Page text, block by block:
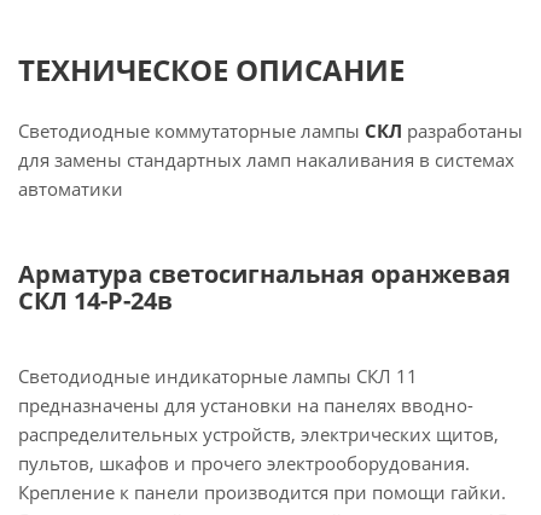
ТЕХНИЧЕСКОЕ ОПИСАНИЕ
Светодиодные коммутаторные лампы СКЛ разработаны
для замены стандартных ламп накаливания в системах
автоматики
Арматура светосигнальная оранжевая
СКЛ 14-Р-24в
Светодиодные индикаторные лампы СКЛ 11
предназначены для установки на панелях вводно-
распределительных устройств, электрических щитов,
пультов, шкафов и прочего электрооборудования.
Крепление к панели производится при помощи гайки.